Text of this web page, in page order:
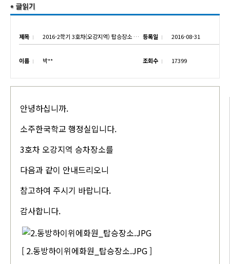
제목 2016-2학기 3호차(오강지역) 탑승장소 안내 등록일 2016-08-31
이름 박** 조회수 17399
안녕하십니까.
소주한국학교 행정실입니다.
3호차 오강지역 승차장소를
다음과 같이 안내드리오니
참고하여 주시기 바랍니다.
감사합니다.
[ 2.동방하이위에화원_탑승장소.JPG ]